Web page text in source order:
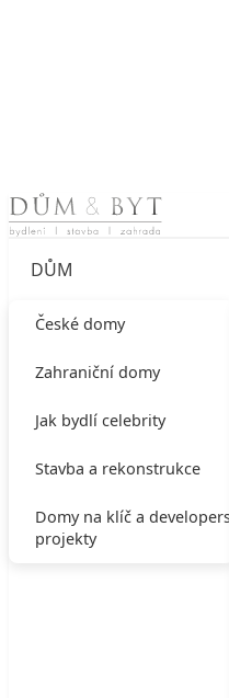
Skip to content
DŮM
České domy
Zahraniční domy
Jak bydlí celebrity
Stavba a rekonstrukce
Domy na klíč a
projekty